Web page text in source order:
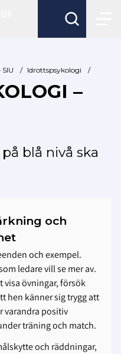
/ Idrottspsykologi /
–
blå nivå ska
och
och exempel.
ledare vill se mer av.
visa övningar, försök
hen känner sig trygg att
varandra positiv
träning och match.
och räddningar,